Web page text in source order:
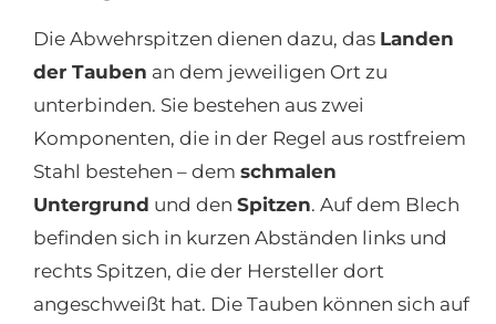
Die Abwehrspitzen dienen dazu, das Landen
der Tauben an dem jeweiligen Ort zu
unterbinden. Sie bestehen aus zwei
Komponenten, die in der Regel aus rostfreiem
Stahl bestehen – dem schmalen
Untergrund und den Spitzen. Auf dem Blech
befinden sich in kurzen Abständen links und
rechts Spitzen, die der Hersteller dort
angeschweißt hat. Die Tauben können sich auf